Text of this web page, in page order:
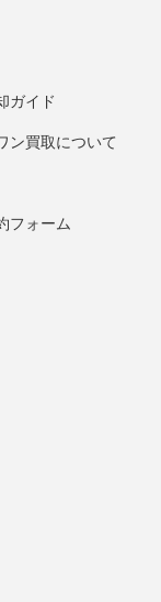
ガイド
ン買取について
フォーム